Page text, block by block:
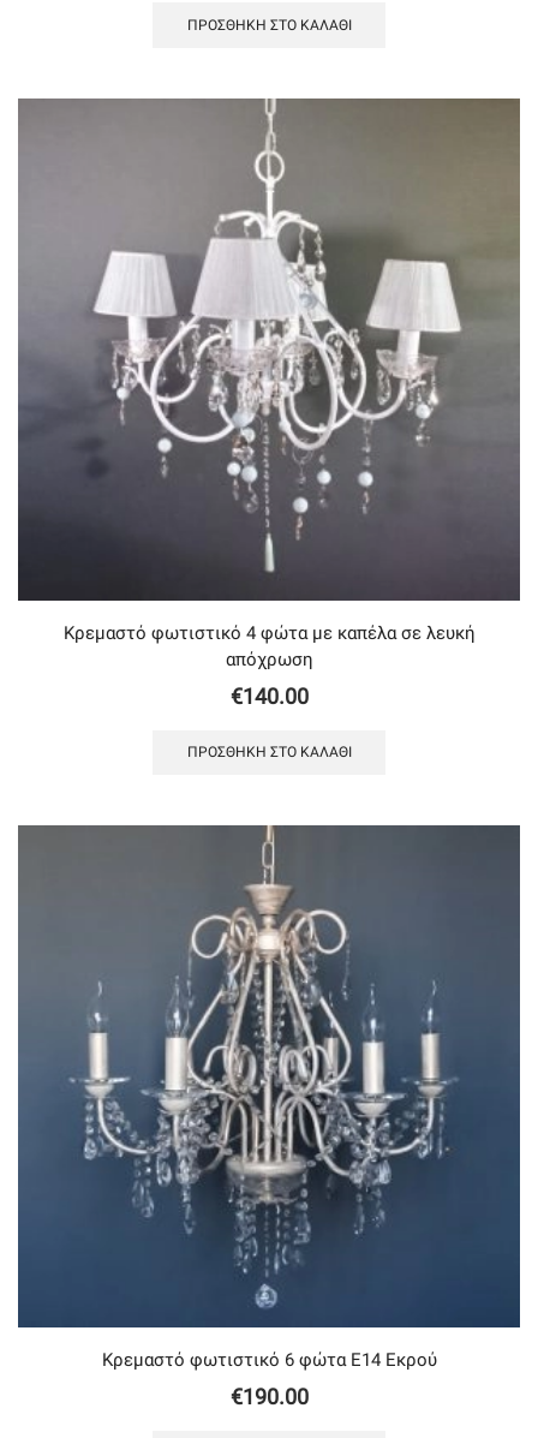
ΠΡΟΣΘΉΚΗ ΣΤΟ ΚΑΛΆΘΙ
Κρεμαστό φωτιστικό 4 φώτα με καπέλα σε λευκή
απόχρωση
€140.00
ΠΡΟΣΘΉΚΗ ΣΤΟ ΚΑΛΆΘΙ
Κρεμαστό φωτιστικό 6 φώτα Ε14 Εκρού
€190.00